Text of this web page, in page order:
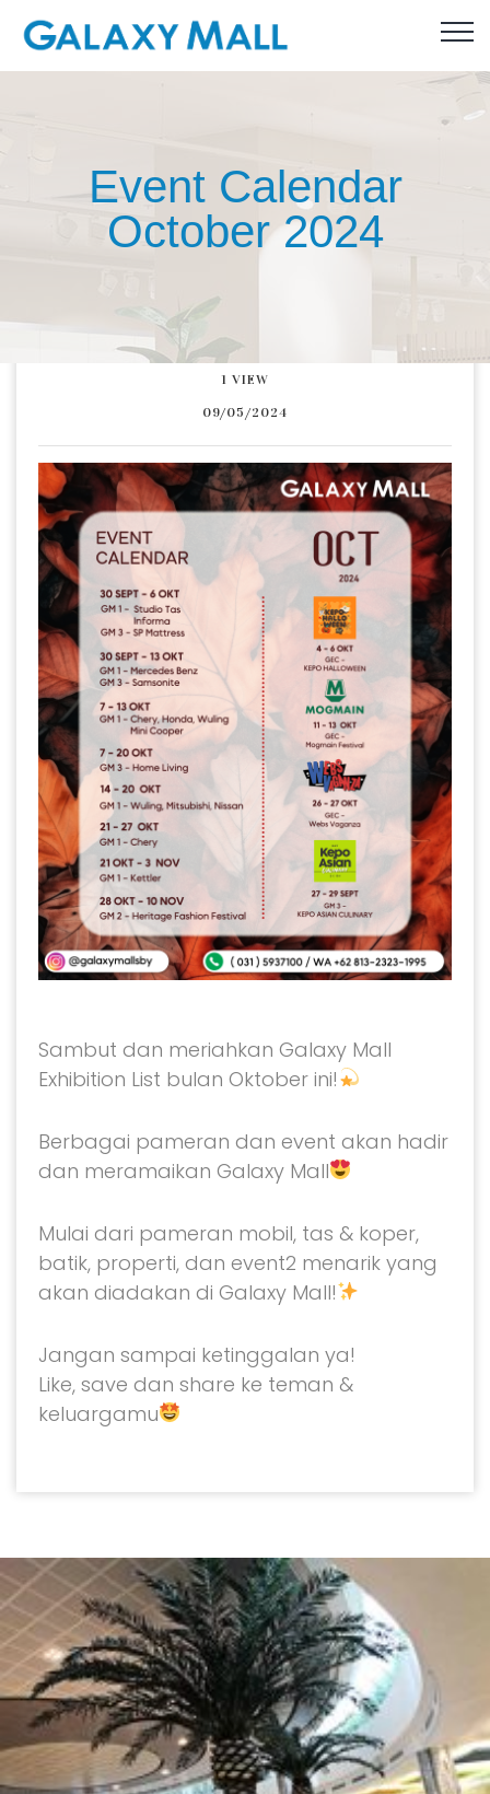
Event Calendar
October 2024
1 VIEW
09/05/2024
Sambut dan meriahkan Galaxy Mall
Exhibition List bulan Oktober ini!
Berbagai pameran dan event akan hadir
dan meramaikan Galaxy Mall
Mulai dari pameran mobil, tas & koper,
batik, properti, dan event2 menarik yang
akan diadakan di Galaxy Mall!
Jangan sampai ketinggalan ya!
Like, save dan share ke teman &
keluargamu